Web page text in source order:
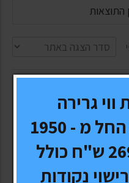
התוצאות
גרירה
לרכבים ! וו קבוע החל מ - 1950
ש"ח וו נשלף 2690 ש"ח כולל
נקודות